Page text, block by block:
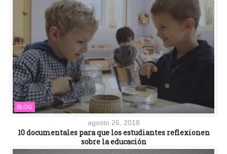
BLOG
agosto 26, 2018
10 documentales para que los estudiantes reflexionen
sobre la educación